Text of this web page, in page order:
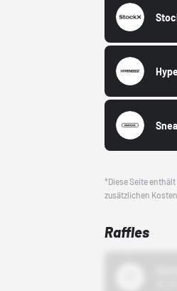
*Diese Seite
zusätzlichen
Raffles